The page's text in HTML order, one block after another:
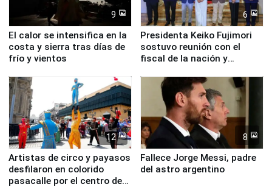
9
El calor se intensifica en la
costa y sierra tras días de
frío y vientos
6
Presidenta Keiko Fujimori
sostuvo reunión con el
fiscal de la nación y
12
Artistas de circo y payasos
desfilaron en colorido
pasacalle por el centro de
8
Fallece Jorge Messi, padre
del astro argentino